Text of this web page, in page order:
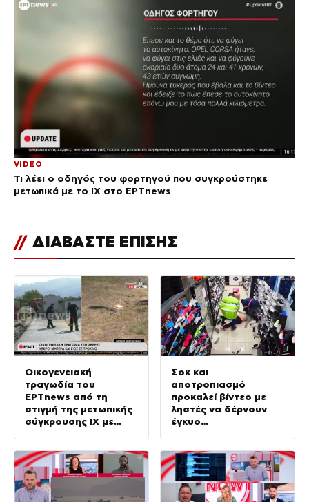
VIDEO
Τι λέει ο οδηγός του φορτηγού που συγκρούστηκε
μετωπικά με το ΙΧ στο ΕΡΤnews
// ΔΙΑΒΑΣΤΕ ΕΠΙΣΗΣ
Οικογενειακή
τραγωδία του
ΕΡΤnews από τη
στιγμή της μετωπικής
σύγκρουσης ΙΧ με
Σοκ και
αποτροπιασμό
προκαλεί βίντεο με
ληστές να δέρνουν
έγκυο